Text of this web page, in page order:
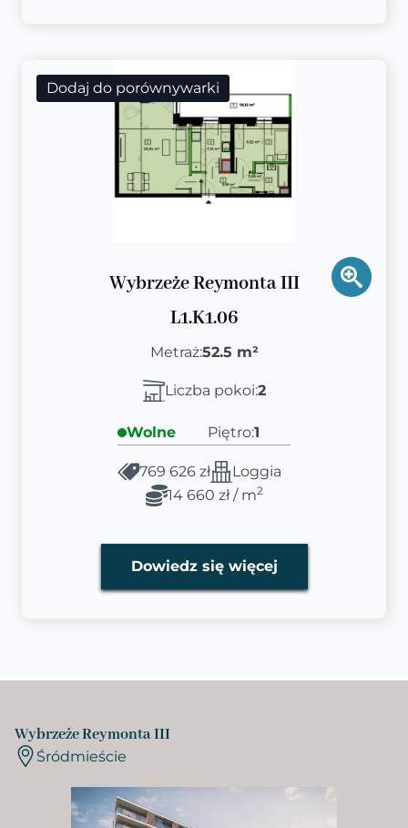
Dodaj do porównywarki
Wybrzeże Reymonta III
L1.K1.06
Metraż:52.5 m²
Liczba pokoi:2
Wolne Piętro:1
769 626 zł
Loggia
14 660 zł / m2
Dowiedz się więcej
Wybrzeże Reymonta III
Śródmieście